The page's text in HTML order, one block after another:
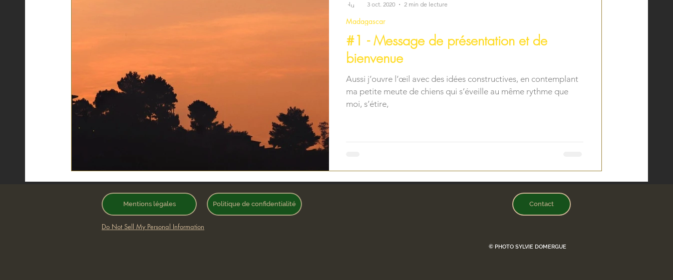
#1 - Message de présentation et de
bienvenue
Aussi j’ouvre l’œil avec des idées constructives, en contemplant
ma petite meute de chiens qui s’éveille au même rythme que
moi, s’étire,
Madagascar
3 oct. 2020
2 min de lecture
Mentions légales Politique de confidentialité
Do Not Sell My Personal Information
Contact
© PHOTO SYLVIE DOMERGUE